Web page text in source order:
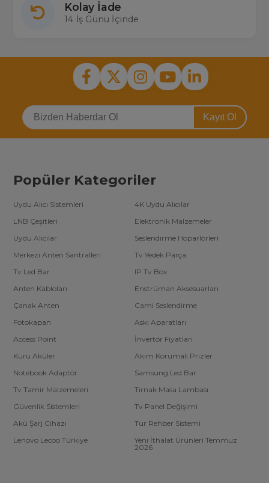
Kolay İade
14 İş Günü İçinde
Kayıt Ol
Popüler Kategoriler
Uydu Alıcı Sistemleri
4K Uydu Alıcılar
LNB Çeşitleri
Elektronik Malzemeler
Uydu Alıcılar
Seslendirme Hoparlörleri
Merkezi Anten Santralleri
Tv Yedek Parça
Tv Led Bar
IP Tv Box
Anten Kabloları
Enstrüman Aksesuarları
Çanak Anten
Cami Seslendirme
Fotokapan
Askı Aparatları
Access Point
İnvertör Fiyatları
Kuru Aküler
Akım Korumalı Prizler
Notebook Adaptör
Samsung Led Bar
Tv Tamir Malzemeleri
Tırnak Masa Lambası
Güvenlik Sistemleri
Tv Panel Değişimi
Akü Şarj Cihazı
Tur Rehber Sistemi
Lenovo Lecoo Türkiye
Yeni İthalat Ürünleri Temmuz
2026